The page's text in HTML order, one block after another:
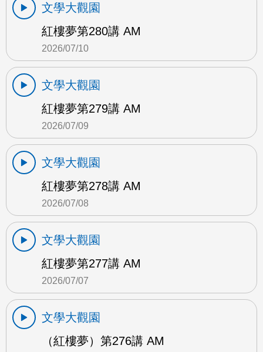
文學大觀園
紅樓夢第280講 AM
2026/07/10
文學大觀園
紅樓夢第279講 AM
2026/07/09
文學大觀園
紅樓夢第278講 AM
2026/07/08
文學大觀園
紅樓夢第277講 AM
2026/07/07
文學大觀園
（紅樓夢）第276講 AM